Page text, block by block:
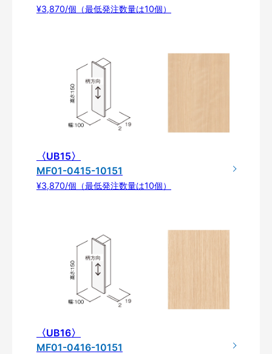
¥3,870/個（最低発注数量は10個）
〈UB15〉
MF01-0415-10151
¥3,870/個（最低発注数量は10個）
〈UB16〉
MF01-0416-10151